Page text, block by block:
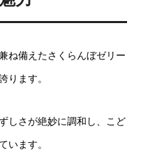
ね備えたさくらんぼゼリー
ります。
しさが絶妙に調和し、こど
います。